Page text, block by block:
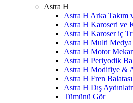
Astra H
Astra H Arka Takım
Astra H Karoseri ve
Astra H Karoser iç
Astra H Multi Medya
Astra H Motor
Astra H Periyodik
Astra H Modifiye &
Astra H Fren
Astra H Dış
Tümünü Gör